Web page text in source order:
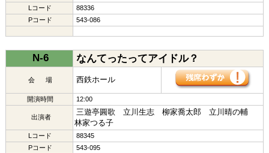
Lコード
88336
Pコード
543-086
N-6 なんてったってアイドル？
会 場 西鉄ホール
開演時間 12:00
出演者
三遊亭圓歌 立川生志 柳家喬太郎 立川晴の輔
林家つる子
Lコード
88345
Pコード
543-095